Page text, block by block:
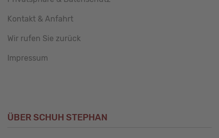
Kontakt & Anfahrt
Wir rufen Sie zurück
Impressum
ÜBER SCHUH STEPHAN